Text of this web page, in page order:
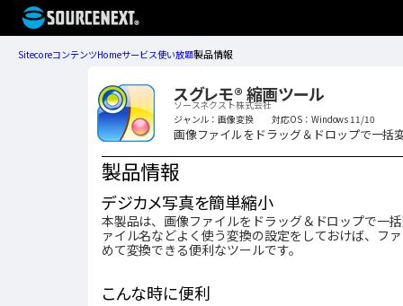
SitecoreコンテンツHomeサービス使い放題製品情報
スグレモ® 縮画ツール
ソースネクスト株式会社
ジャンル：画像変換
対応OS：Windows 11/10
画像ファイルをドラッグ＆ドロップで一括
製品情報
デジカメ写真を簡単縮小
本製品は、画像ファイルをドラッグ＆ドロップで一
ァイル名などよく使う変換の設定をしておけば、フ
めて変換できる便利なツールです。
こんな時に便利